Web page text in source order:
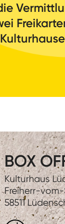
BOX
Kulturhaus
Freiherr-
58511